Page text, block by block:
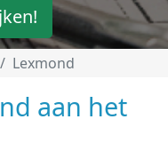
Lexmond
aan het